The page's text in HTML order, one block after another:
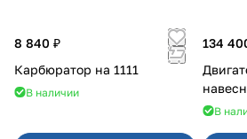
8 840 ₽
Карбюратор на 1111
В наличии
134
В